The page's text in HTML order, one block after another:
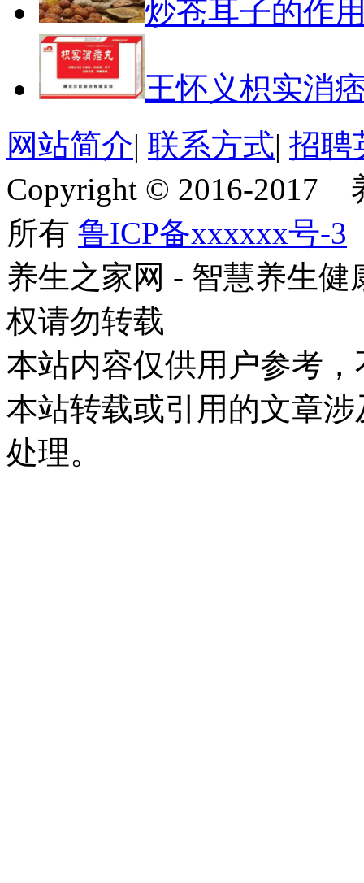
炒苍耳子的作
王怀义枳实消
网站简介| 联系方式| 招聘
Copyright © 2016-2017
所有 鲁ICP备xxxxxx号-3
养生之家网 - 智慧养生
权请勿转载
本站内容仅供用户参考
本站转载或引用的文章
处理。